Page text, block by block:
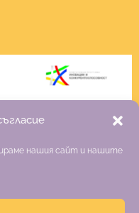
нашия сайт и нашите